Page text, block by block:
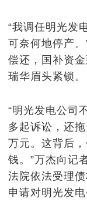
“我调任明光发
可奈何地停产
偿还，国补资
瑞华眉头紧锁。
“明光发电公司
多起诉讼，还
万元。这背后
钱。”万杰向记
法院依法受理
申请对明光发